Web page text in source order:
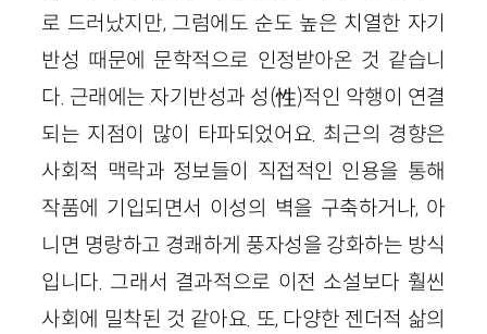
로 드러났지만, 그럼에도 순도 높은 치열한 자기
반성 때문에 문학적으로 인정받아온 것 같습니
다. 근래에는 자기반성과 성(性)적인 악행이 연결
되는 지점이 많이 타파되었어요. 최근의 경향은
사회적 맥락과 정보들이 직접적인 인용을 통해
작품에 기입되면서 이성의 벽을 구축하거나, 아
니면 명랑하고 경쾌하게 풍자성을 강화하는 방식
입니다. 그래서 결과적으로 이전 소설보다 훨씬
사회에 밀착된 것 같아요. 또, 다양한 젠더적 삶의